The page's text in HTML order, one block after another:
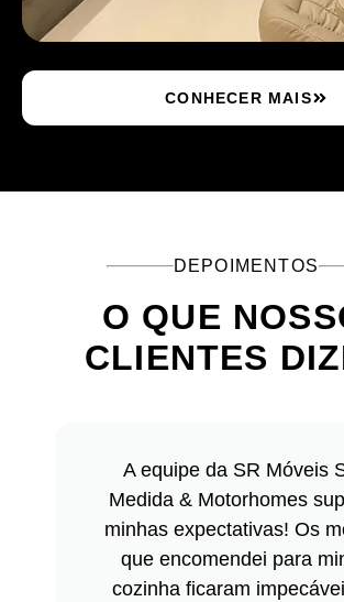
CONHECER MAIS
DEPOIMENTOS
O QUE
CLIENTES
A equipe da SR Móveis
Medida & Motorhomes
minhas expectativas! Os
que encomendei para
cozinha ficaram